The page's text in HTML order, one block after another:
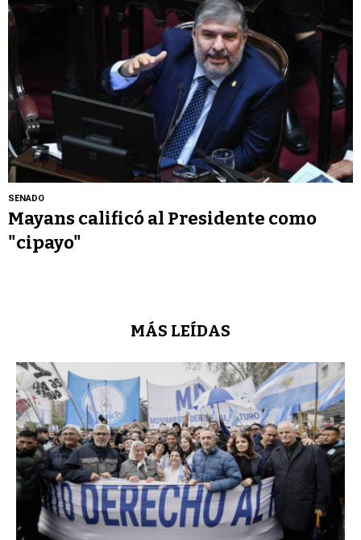
SENADO
Mayans calificó al Presidente como
"cipayo"
MÁS LEÍDAS